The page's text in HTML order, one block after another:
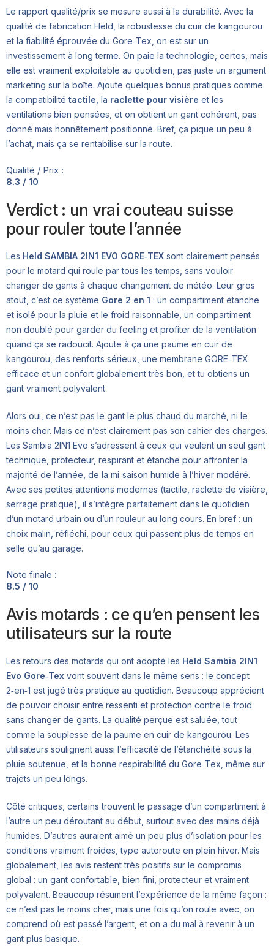
Le rapport qualité/prix se mesure aussi à la durabilité. Avec la
qualité de fabrication Held, la robustesse du cuir de kangourou
et la fiabilité éprouvée du Gore‑Tex, on est sur un
investissement à long terme. On paie la technologie, certes, mais
elle est vraiment exploitable au quotidien, pas juste un argument
marketing sur la boîte. Ajoute quelques bonus pratiques comme
la compatibilité tactile , la raclette pour visière et les
ventilations bien pensées, et on obtient un gant cohérent, pas
donné mais honnêtement positionné. Bref, ça pique un peu à
l’achat, mais ça se rentabilise sur la route.
Qualité / Prix :
8.3 / 10
Verdict : un vrai couteau suisse
pour rouler toute l’année
Les Held SAMBIA 2IN1 EVO GORE‑TEX sont clairement pensés
pour le motard qui roule par tous les temps, sans vouloir
changer de gants à chaque changement de météo. Leur gros
atout, c’est ce système Gore 2 en 1 : un compartiment étanche
et isolé pour la pluie et le froid raisonnable, un compartiment
non doublé pour garder du feeling et profiter de la ventilation
quand ça se radoucit. Ajoute à ça une paume en cuir de
kangourou, des renforts sérieux, une membrane GORE‑TEX
efficace et un confort globalement très bon, et tu obtiens un
gant vraiment polyvalent.
Alors oui, ce n’est pas le gant le plus chaud du marché, ni le
moins cher. Mais ce n’est clairement pas son cahier des charges.
Les Sambia 2IN1 Evo s’adressent à ceux qui veulent un seul gant
technique, protecteur, respirant et étanche pour affronter la
majorité de l’année, de la mi‑saison humide à l’hiver modéré.
Avec ses petites attentions modernes (tactile, raclette de visière,
serrage pratique), il s’intègre parfaitement dans le quotidien
d’un motard urbain ou d’un rouleur au long cours. En bref : un
choix malin, réfléchi, pour ceux qui passent plus de temps en
selle qu’au garage.
Note finale :
8.5 / 10
Avis motards : ce qu’en pensent les
utilisateurs sur la route
Les retours des motards qui ont adopté les Held Sambia 2IN1
Evo Gore‑Tex vont souvent dans le même sens : le concept
2‑en‑1 est jugé très pratique au quotidien. Beaucoup apprécient
de pouvoir choisir entre ressenti et protection contre le froid
sans changer de gants. La qualité perçue est saluée, tout
comme la souplesse de la paume en cuir de kangourou. Les
utilisateurs soulignent aussi l’efficacité de l’étanchéité sous la
pluie soutenue, et la bonne respirabilité du Gore‑Tex, même sur
trajets un peu longs.
Côté critiques, certains trouvent le passage d’un compartiment à
l’autre un peu déroutant au début, surtout avec des mains déjà
humides. D’autres auraient aimé un peu plus d’isolation pour les
conditions vraiment froides, type autoroute en plein hiver. Mais
globalement, les avis restent très positifs sur le compromis
global : un gant confortable, bien fini, protecteur et vraiment
polyvalent. Beaucoup résument l’expérience de la même façon :
ce n’est pas le moins cher, mais une fois qu’on roule avec, on
comprend où est passé l’argent, et on a du mal à revenir à un
gant plus basique.